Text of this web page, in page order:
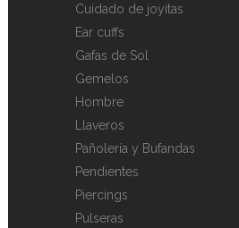
Cuidado de joyitas
Ear cuffs
Gafas de Sol
Gemelos
Hombre
Llaveros
Pañolería y Bufandas
Pendientes
Piercings
Pulseras